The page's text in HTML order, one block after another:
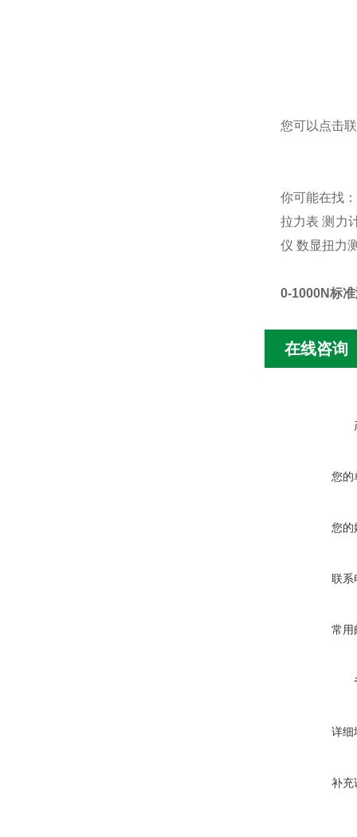
您可以点击
你可能在找：
拉力表 测力
仪 数显扭力
0-1000N标
在线咨询
您的
您的
联系
常用
详细
补充